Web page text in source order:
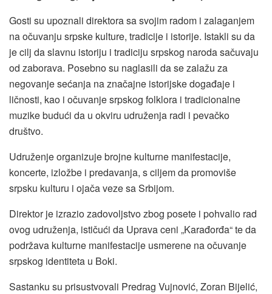
Gosti su upoznali direktora sa svojim radom i zalaganjem
na očuvanju srpske kulture, tradicije i istorije. Istakli su da
je cilj da slavnu istoriju i tradiciju srpskog naroda sačuvaju
od zaborava. Posebno su naglasili da se zalažu za
negovanje sećanja na značajne istorijske događaje i
ličnosti, kao i očuvanje srpskog folklora i tradicionalne
muzike budući da u okviru udruženja radi i pevačko
društvo.
Udruženje organizuje brojne kulturne manifestacije,
koncerte, izložbe i predavanja, s ciljem da promoviše
srpsku kulturu i ojača veze sa Srbijom.
Direktor je izrazio zadovoljstvo zbog posete i pohvalio rad
ovog udruženja, ističući da Uprava ceni „Karađorđa“ te da
podržava kulturne manifestacije usmerene na očuvanje
srpskog identiteta u Boki.
Sastanku su prisustvovali Predrag Vujnović, Zoran Bijelić,